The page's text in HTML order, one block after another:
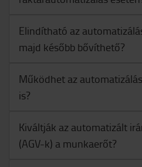
Elindítható az
majd később bővíthető?
Működhet az
is?
Kiváltják az automatizált
(AGV-k) a munkaerőt?